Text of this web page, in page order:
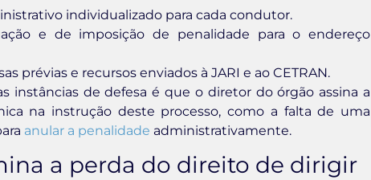
individualizado para cada condutor.
e de imposição de penalidade para o endereço
prévias e recursos enviados à JARI e ao CETRAN.
instâncias de defesa é que o diretor do órgão assina a
na instrução deste processo, como a falta de uma
anular a penalidade administrativamente.
a perda do direito de dirigir